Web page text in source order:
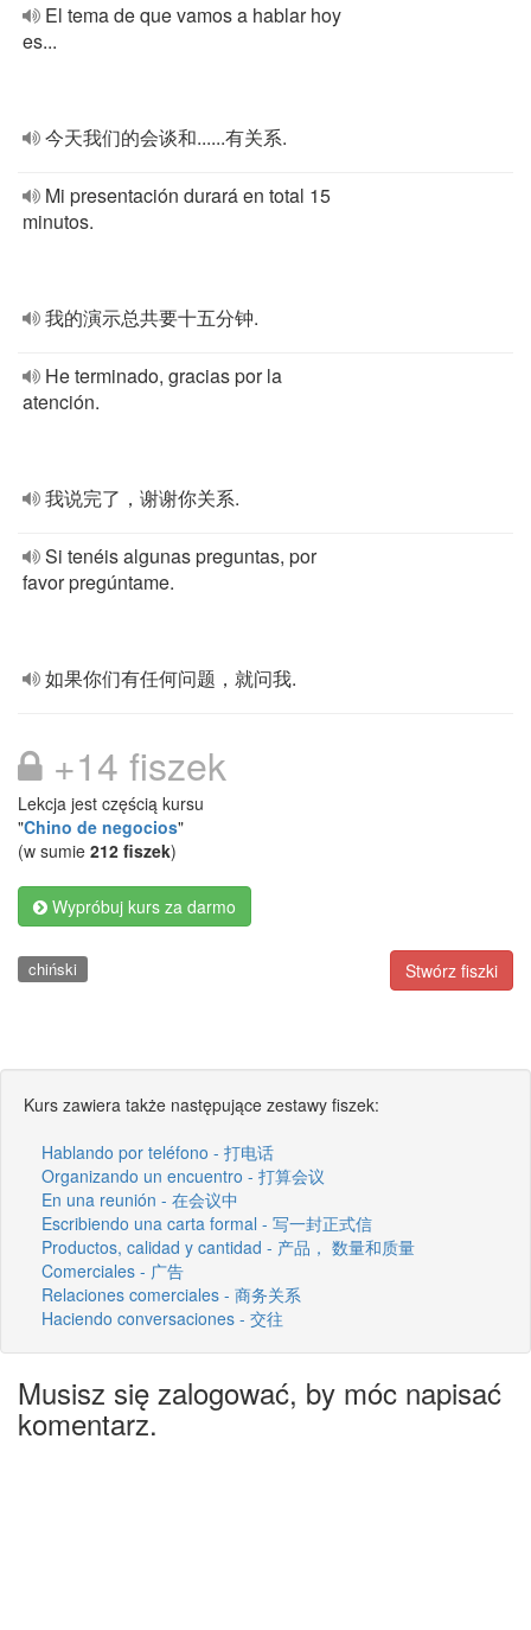
El tema de que vamos a hablar hoy
es...
今天我们的会谈和......有关系.
Mi presentación durará en total 15
minutos.
我的演示总共要十五分钟.
He terminado, gracias por la
atención.
我说完了，谢谢你关系.
Si tenéis algunas preguntas, por
favor pregúntame.
如果你们有任何问题，就问我.
+14 fiszek
Lekcja jest częścią kursu
"Chino de negocios"
(w sumie 212 fiszek)
Wypróbuj kurs za darmo
Stwórz fiszki
chiński
Kurs zawiera także następujące zestawy fiszek:
Hablando por teléfono - 打电话
Organizando un encuentro - 打算会议
En una reunión - 在会议中
Escribiendo una carta formal - 写一封正式信
Productos, calidad y cantidad - 产品， 数量和质量
Comerciales - 广告
Relaciones comerciales - 商务关系
Haciendo conversaciones - 交往
Musisz się zalogować, by móc napisać
komentarz.